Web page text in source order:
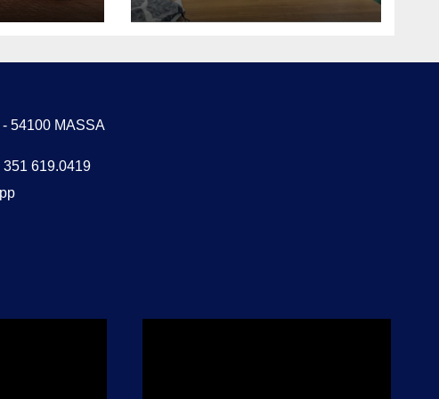
vertici e chiede un
54100 MASSA
619.0419